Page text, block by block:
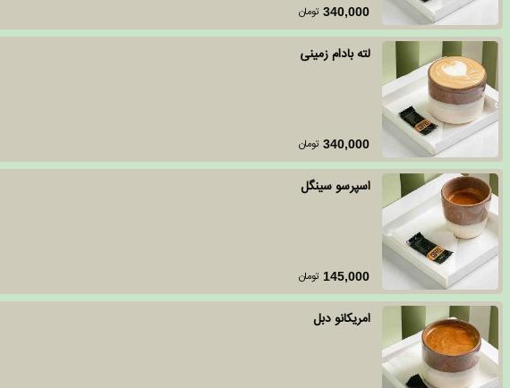
340,000 تومان
لته بادام زمینی
340,000 تومان
اسپرسو سینگل
145,000 تومان
امریکانو دبل